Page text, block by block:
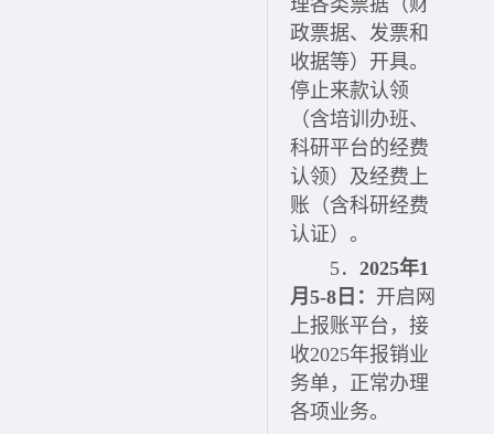
理各类票据（财
政票据、发票和
收据等）开具。
停止来款认领
（含培训办班、
科研平台的经费
认领）及经费上
账（含科研经费
认证）。
5． 2025年1
月5-8日 ： 开启网
上报账平台，接
收2025年报销业
务单，正常办理
各项业务。